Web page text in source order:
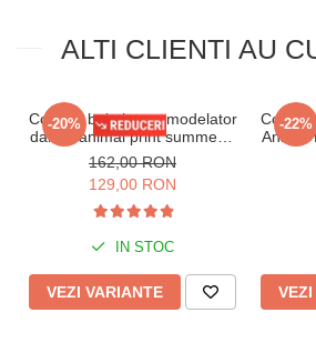
ALTI CLIENTI AU
-20%
Costum baie intreg modelator
dama, animal print summer II
lm059
162,00 RON
129,00 RON
IN STOC
VEZI VARIANTE
-22%
Animal
V